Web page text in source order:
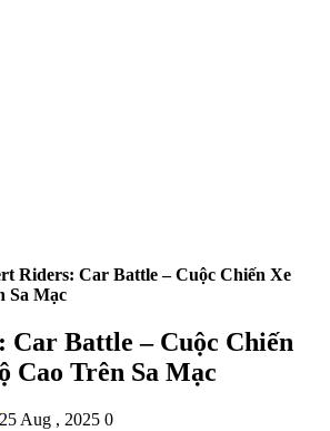
Riders: Car Battle – Cuộc Chiến Xe
Sa Mạc
Car Battle – Cuộc Chiến
Cao Trên Sa Mạc
25 Aug , 2025 0